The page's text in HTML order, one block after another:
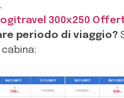
periodo di viaggio?